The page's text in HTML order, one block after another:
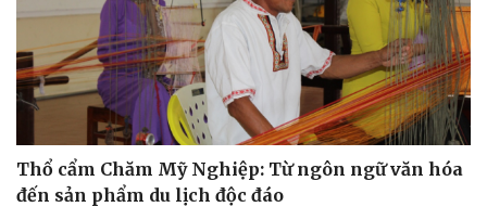
Thổ cẩm Chăm Mỹ Nghiệp: Từ ngôn ngữ văn hóa
đến sản phẩm du lịch độc đáo